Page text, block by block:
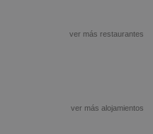
ver más restaurantes
ver más alojamientos